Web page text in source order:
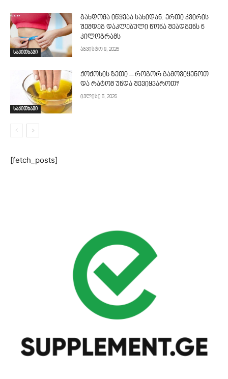
საკითხავი
გახდომა იწყება სახიდან. ერთი კვირის
შემდეგ დაკლებული წონა შეადგენს 6
კილოგრამს
აგვისტო 8, 2026
საკითხავი
ქოქოსის ზეთი – როგორ გამოვიყენოთ
და რატომ უნდა შევიყვაროთ?
ივლისი 5, 2026
[fetch_posts]